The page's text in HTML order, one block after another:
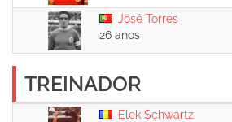
José Torres
26 anos
TREINADOR
Elek Schwartz